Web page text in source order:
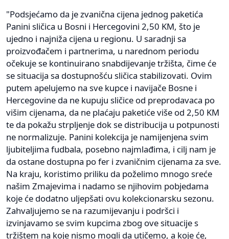
"Podsjećamo da je zvanična cijena jednog paketića
Panini sličica u Bosni i Hercegovini 2,50 KM, što je
ujedno i najniža cijena u regionu. U saradnji sa
proizvođačem i partnerima, u narednom periodu
očekuje se kontinuirano snabdijevanje tržišta, čime će
se situacija sa dostupnošću sličica stabilizovati. Ovim
putem apelujemo na sve kupce i navijače Bosne i
Hercegovine da ne kupuju sličice od preprodavaca po
višim cijenama, da ne plaćaju paketiće više od 2,50 KM
te da pokažu strpljenje dok se distribucija u potpunosti
ne normalizuje. Panini kolekcija je namijenjena svim
ljubiteljima fudbala, posebno najmlađima, i cilj nam je
da ostane dostupna po fer i zvaničnim cijenama za sve.
Na kraju, koristimo priliku da poželimo mnogo sreće
našim Zmajevima i nadamo se njihovim pobjedama
koje će dodatno uljepšati ovu kolekcionarsku sezonu.
Zahvaljujemo se na razumijevanju i podršci i
izvinjavamo se svim kupcima zbog ove situacije s
tržištem na koje nismo mogli da utičemo, a koje će,